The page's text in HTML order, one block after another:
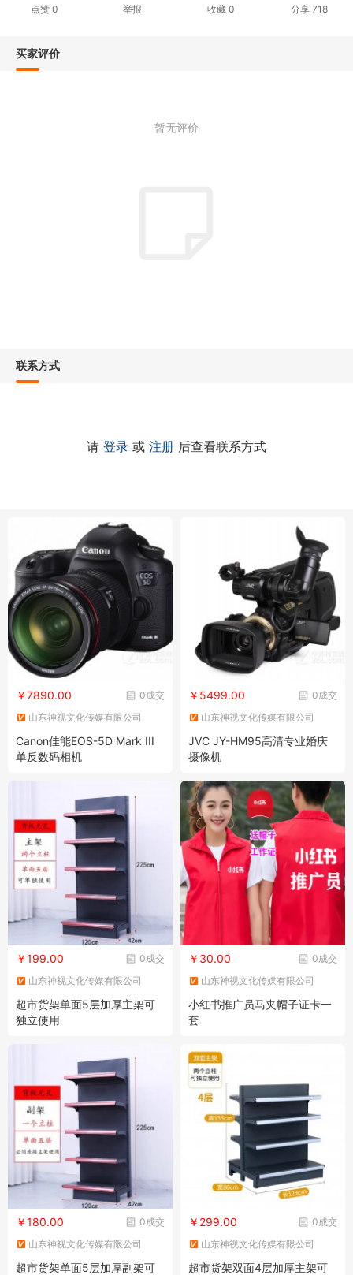
点赞 0 举报 收藏 0 分享 718
买家评价
暂无评价
联系方式
请 登录 或 注册 后查看联系方式
0成交
￥7890.00
山东神视文化传媒有限公司
Canon佳能EOS-5D Mark III
单反数码相机
0成交
￥5499.00
山东神视文化传媒有限公司
JVC JY-HM95高清专业婚庆
摄像机
0成交
￥199.00
山东神视文化传媒有限公司
超市货架单面5层加厚主架可
独立使用
0成交
￥30.00
山东神视文化传媒有限公司
小红书推广员马夹帽子证卡一
套
0成交
￥180.00
山东神视文化传媒有限公司
超市货架单面5层加厚副架可
0成交
￥299.00
山东神视文化传媒有限公司
超市货架双面4层加厚主架可